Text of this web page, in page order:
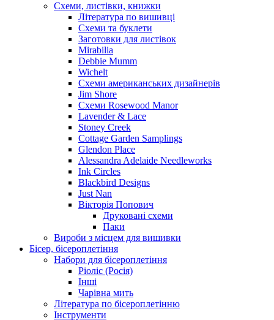
Схеми, листівки, книжки
Література по вишивці
Схеми та буклети
Заготовки для листівок
Mirabilia
Debbie Mumm
Wichelt
Схеми американських дизайнерів
Jim Shore
Cхеми Rosewood Manor
Lavender & Lace
Stoney Creek
Cottage Garden Samplings
Glendon Place
Alessandra Adelaide Needleworks
Ink Circles
Blackbird Designs
Just Nan
Вікторія Попович
Друковані схеми
Паки
Вироби з місцем для вишивки
Бісер, бісероплетіння
Набори для бісероплетіння
Ріоліс (Росія)
Інші
Чарівна мить
Література по бісероплетінню
Інструменти